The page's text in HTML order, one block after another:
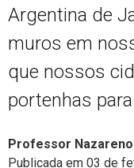
Argentina de
muros em
que nossos
portenhas
Professor Nazareno
Publicada em 03 de